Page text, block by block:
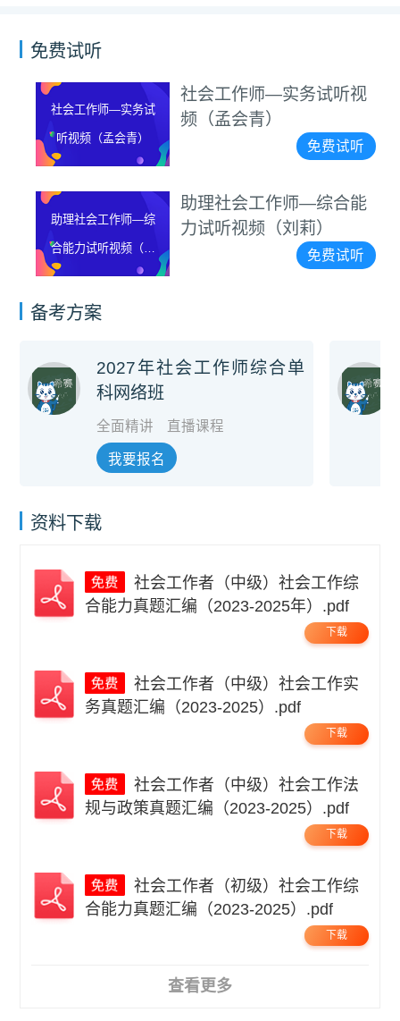
免费试听
社会工作师—实务试
听视频（孟会青）
社会工作师—实务试听视
频（孟会青）
免费试听
助理社会工作师—综
合能力试听视频（刘
莉）
助理社会工作师—综合能
力试听视频（刘莉）
免费试听
备考方案
2027年社会工作师综合单
科网络班
全面精讲 直播课程
我要报名
资料下载
社会工作者（中级）社会工作综
合能力真题汇编（2023-2025年）.pdf
下载
社会工作者（中级）社会工作实
务真题汇编（2023-2025）.pdf
下载
社会工作者（中级）社会工作法
规与政策真题汇编（2023-2025）.pdf
下载
社会工作者（初级）社会工作综
合能力真题汇编（2023-2025）.pdf
下载
查看更多